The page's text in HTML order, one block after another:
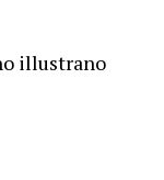
illustrano